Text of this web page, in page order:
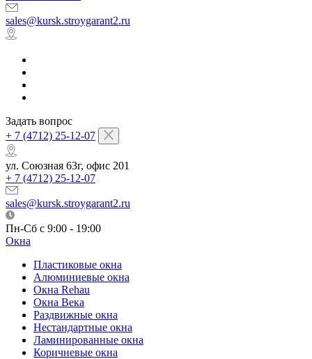
sales@kursk.stroygarant2.ru
Задать вопрос
+ 7 (4712) 25-12-07
ул. Союзная 63г, офис 201
+ 7 (4712) 25-12-07
sales@kursk.stroygarant2.ru
Пн-Сб с 9:00 - 19:00
Окна
Пластиковые окна
Алюминиевые окна
Окна Rehau
Окна Века
Раздвижные окна
Нестандартные окна
Ламинированные окна
Коричневые окна